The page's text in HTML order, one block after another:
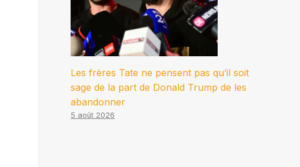
Les frères Tate ne pensent pas qu’il soit
sage de la part de Donald Trump de les
abandonner
5 août 2026